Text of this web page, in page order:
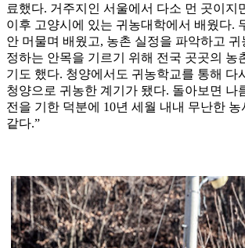
료했다. 거주지인 서울에서 다소 먼 곳이지
이후 고양시에 있는 귀농대학에서 배웠다.
안 머물며 배웠고, 농촌 실정을 파악하고 귀
정하는 안목을 기르기 위해 전국 곳곳의 농
기도 했다. 청양에서도 귀농학교를 통해 다
청양으로 귀농한 계기가 됐다. 돌아보면 나
전을 기한 덕분에 10년 세월 내내 무난한 농
같다.”